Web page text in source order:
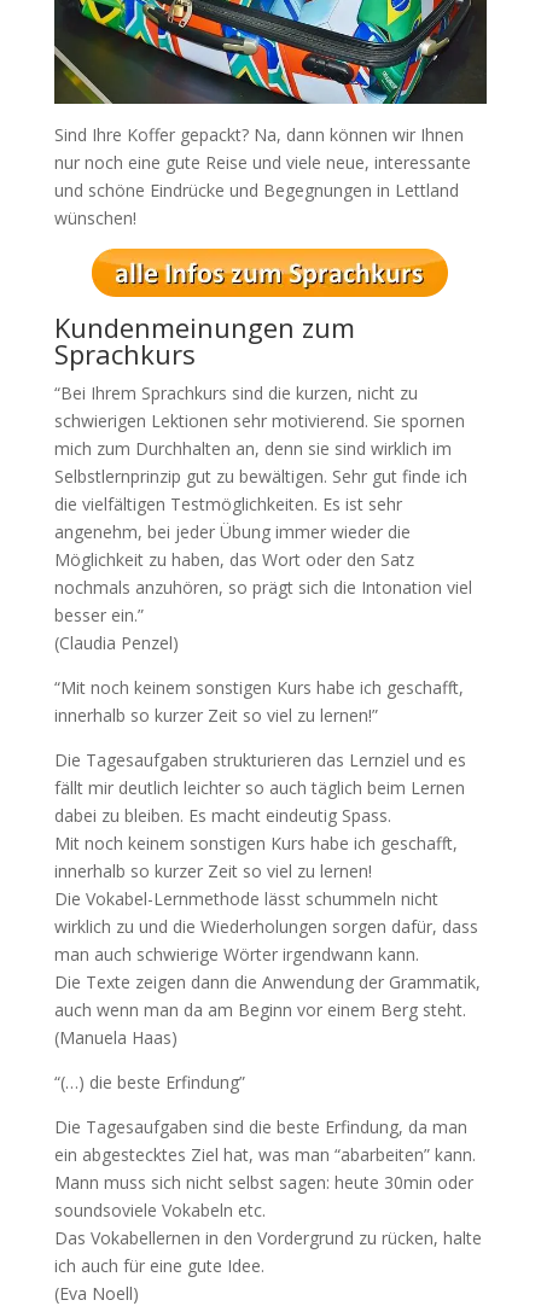
Sind Ihre Koffer gepackt? Na, dann können wir Ihnen
nur noch eine gute Reise und viele neue, interessante
und schöne Eindrücke und Begegnungen in Lettland
wünschen!
Kundenmeinungen zum
Sprachkurs
“Bei Ihrem Sprachkurs sind die kurzen, nicht zu
schwierigen Lektionen sehr motivierend. Sie spornen
mich zum Durchhalten an, denn sie sind wirklich im
Selbstlernprinzip gut zu bewältigen. Sehr gut finde ich
die vielfältigen Testmöglichkeiten. Es ist sehr
angenehm, bei jeder Übung immer wieder die
Möglichkeit zu haben, das Wort oder den Satz
nochmals anzuhören, so prägt sich die Intonation viel
besser ein.”
(Claudia Penzel)
“Mit noch keinem sonstigen Kurs habe ich geschafft,
innerhalb so kurzer Zeit so viel zu lernen!”
Die Tagesaufgaben strukturieren das Lernziel und es
fällt mir deutlich leichter so auch täglich beim Lernen
dabei zu bleiben. Es macht eindeutig Spass.
Mit noch keinem sonstigen Kurs habe ich geschafft,
innerhalb so kurzer Zeit so viel zu lernen!
Die Vokabel-Lernmethode lässt schummeln nicht
wirklich zu und die Wiederholungen sorgen dafür, dass
man auch schwierige Wörter irgendwann kann.
Die Texte zeigen dann die Anwendung der Grammatik,
auch wenn man da am Beginn vor einem Berg steht.
(Manuela Haas)
“(…) die beste Erfindung”
Die Tagesaufgaben sind die beste Erfindung, da man
ein abgestecktes Ziel hat, was man “abarbeiten” kann.
Mann muss sich nicht selbst sagen: heute 30min oder
soundsoviele Vokabeln etc.
Das Vokabellernen in den Vordergrund zu rücken, halte
ich auch für eine gute Idee.
(Eva Noell)